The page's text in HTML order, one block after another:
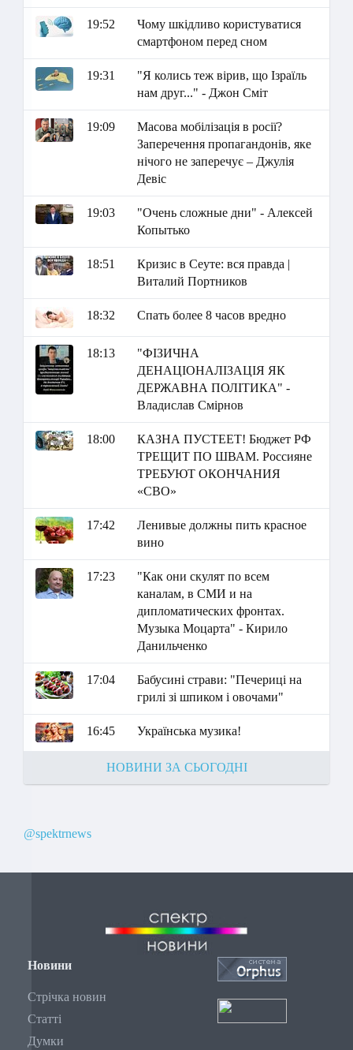
19:52
Чому шкідливо користуватися
смартфоном перед сном
19:31
"Я колись теж вірив, що Ізраїль
нам друг..." - Джон Сміт
19:09
Масова мобілізація в росії?
Заперечення пропагандонів, яке
нічого не заперечує – Джулія
Девіс
19:03
"Очень сложные дни" - Алексей
Копытько
18:51
Кризис в Сеуте: вся правда |
Виталий Портников
18:32 Спать более 8 часов вредно
18:13
"ФІЗИЧНА
ДЕНАЦІОНАЛІЗАЦІЯ ЯК
ДЕРЖАВНА ПОЛІТИКА" -
Владислав Смірнов
18:00
КАЗНА ПУСТЕЕТ! Бюджет РФ
ТРЕЩИТ ПО ШВАМ. Россияне
ТРЕБУЮТ ОКОНЧАНИЯ
«СВО»
17:42
Ленивые должны пить красное
вино
17:23
"Как они скулят по всем
каналам, в СМИ и на
дипломатических фронтах.
Музыка Моцарта" - Кирило
Данильченко
17:04
Бабусині страви: "Печериці на
грилі зі шпиком і овочами"
16:45 Українська музика!
НОВИНИ ЗА СЬОГОДНІ
@spektrnews
Новини
Стрічка новин
Статті
Думки